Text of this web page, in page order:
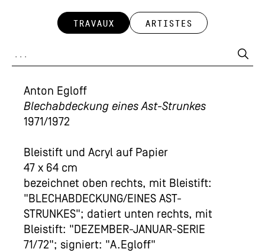
TRAVAUX ARTISTES
Anton Egloff
Blechabdeckung eines Ast-Strunkes
1971/1972
Bleistift und Acryl auf Papier
47 x 64 cm
bezeichnet oben rechts, mit Bleistift:
"BLECHABDECKUNG/EINES AST-
STRUNKES"; datiert unten rechts, mit
Bleistift: "DEZEMBER-JANUAR-SERIE
71/72"; signiert: "A.Egloff"